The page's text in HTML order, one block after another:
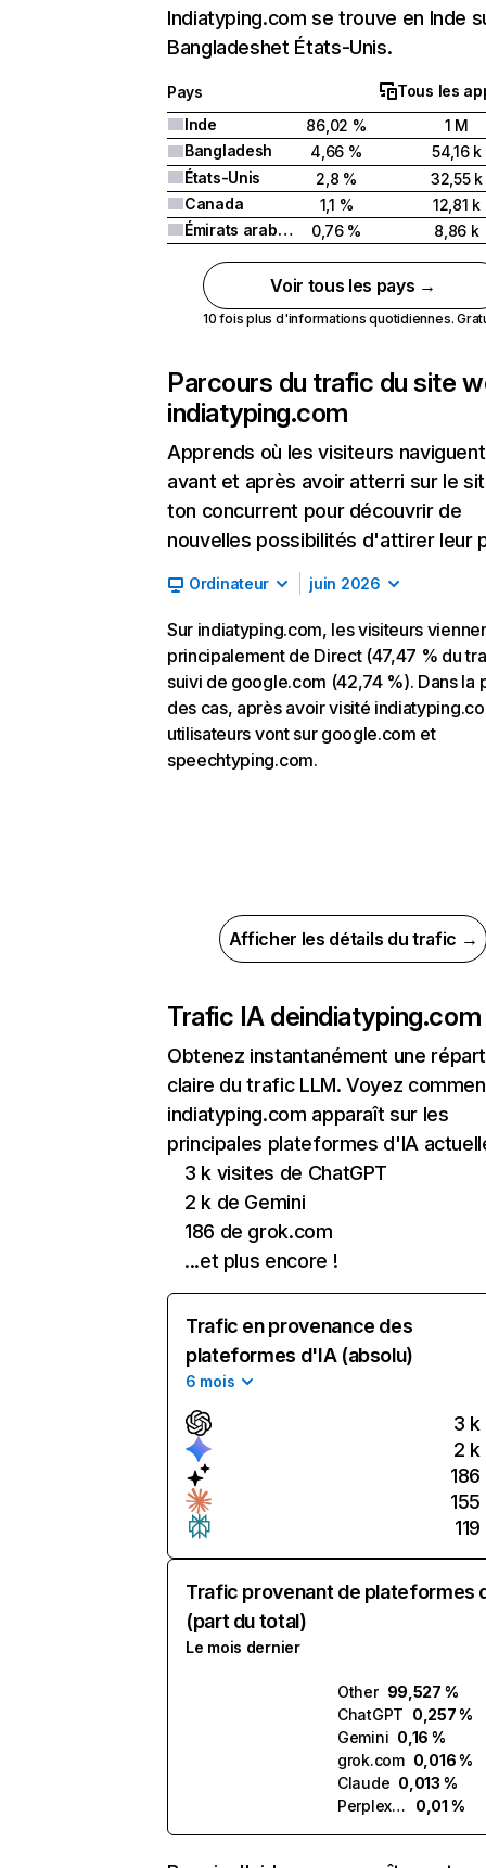
Indiatyping.com se trouve en Inde
Bangladeshet États-Unis.
Pays
Tous les
Inde
86,02 %
1 M
Bangladesh
4,66 %
54,16 k
États-Unis
2,8 %
32,55 k
Canada
1,1 %
12,81 k
Émirats arabes unis
0,76 % 8,86 k
Voir tous les pays →
10 fois plus d'informations quotidiennes.
Parcours du trafic du site
indiatyping.com
Apprends où les visiteurs naviguent
avant et après avoir atterri sur le
ton concurrent pour découvrir de
nouvelles possibilités d'attirer leur
Ordinateur juin 2026
Sur indiatyping.com, les visiteurs
principalement de Direct (47,47 % du
suivi de google.com (42,74 %). Dans la
des cas, après avoir visité
utilisateurs vont sur google.com et
speechtyping.com.
Afficher les détails du trafic →
Trafic IA deindiatyping.com
Obtenez instantanément une
claire du trafic LLM. Voyez
indiatyping.com apparaît sur les
principales plateformes d'IA
3 k visites de ChatGPT
2 k de Gemini
186 de grok.com
...et plus encore !
Trafic en provenance des
plateformes d'IA (absolu)
6 mois
3 k
2 k
186
155
119
Trafic provenant de plateformes
(part du total)
Le mois dernier
Other 99,527 %
ChatGPT 0,257 %
Gemini 0,16 %
grok.com 0,016 %
Claude 0,013 %
Perplexity
0,01 %